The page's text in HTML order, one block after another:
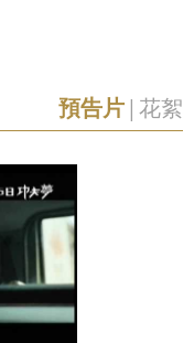
預告片 花絮